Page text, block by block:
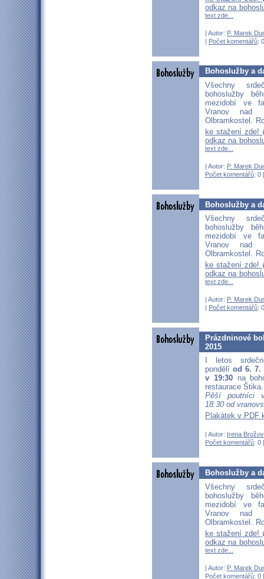
odkaz na
text zde...
| Autor: P. Marek
| Počet komentářů:
Bohoslužby a
Všechny
bohoslužby
mezidobí ve
Vranov nad
Olbramkostel.
ke stažení zde!
odkaz na
text zde...
| Autor: P. Marek
Počet komentářů: 0
Bohoslužby a
Všechny
bohoslužby
mezidobí ve
Vranov nad
Olbramkostel.
ke stažení zde!
odkaz na
text zde...
| Autor: P. Marek
Počet komentářů:
Prázdninové
2015
I letos
pondělíod 6. 7.
v 19:30na
restaurace Štika.
Pěší poutníci
18:30 od
Plakátek v PDF
| Autor: Irena
Počet komentářů: 0
Bohoslužby a
Všechny
bohoslužby
mezidobí ve
Vranov nad
Olbramkostel.
ke stažení zde!
odkaz na
text zde...
| Autor: P. Marek
Počet komentářů: 0